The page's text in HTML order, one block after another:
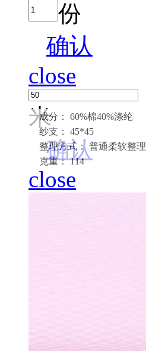
成分： 60%棉40%涤纶
纱支： 45*45
整理方式： 普通柔软整理
克重： 114
份
确认
close
米
确认
close